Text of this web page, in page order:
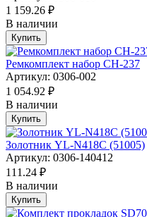
1 159.26 ₽
В наличии
Купить
Ремкомплект набор CH-237
Артикул: 0306-002
1 054.92 ₽
В наличии
Купить
Золотник YL-N418С (51005)
Артикул: 0306-140412
111.24 ₽
В наличии
Купить